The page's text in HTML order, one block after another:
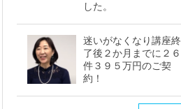
した。
迷いがなくなり講座終
了後２か月までに２６
件３９５万円のご契
約！